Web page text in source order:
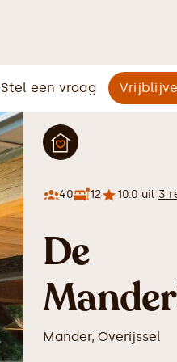
Stel een vraag
40 12 10.0 uit 3
De
Mander, Overijssel